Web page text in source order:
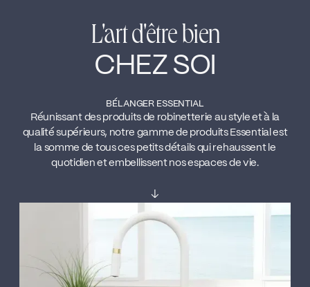
L'art d'être bien
CHEZ SOI
BÉLANGER ESSENTIAL
Réunissant des produits de robinetterie au style et à la
qualité supérieurs, notre gamme de produits Essential est
la somme de tous ces petits détails qui rehaussent le
quotidien et embellissent nos espaces de vie.
↓